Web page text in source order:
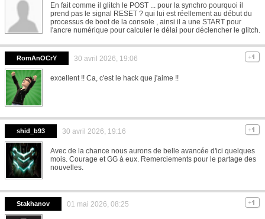
En fait comme il glitch le POST ... pour la synchro pourquoi il
prend pas le signal RESET ? qui lui est réellement au début du
processus de boot de la console , ainsi il a une START pour
l'ancre numérique pour calculer le délai pour déclencher le glitch.
RomAnOCrY 30 avril 2026, 19:06
excellent !! Ca, c'est le hack que j'aime !!
shid_b93 30 avril 2026, 19:16
Avec de la chance nous aurons de belle avancée d'ici quelques
mois. Courage et GG à eux. Remerciements pour le partage des
nouvelles.
Stakhanov 01 mai 2026, 08:25